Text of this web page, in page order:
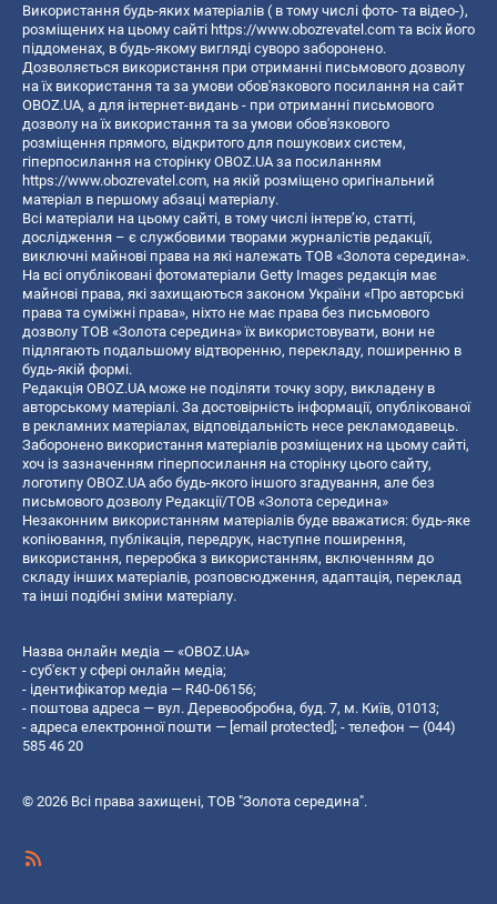
Використання будь-яких матеріалів ( в тому числі фото- та відео-),
розміщених на цьому сайті https://www.obozrevatel.com та всіх його
піддоменах, в будь-якому вигляді суворо заборонено.
Дозволяється використання при отриманні письмового дозволу
на їх використання та за умови обов'язкового посилання на сайт
OBOZ.UA, а для інтернет-видань - при отриманні письмового
дозволу на їх використання та за умови обов'язкового
розміщення прямого, відкритого для пошукових систем,
гіперпосилання на сторінку OBOZ.UA за посиланням
https://www.obozrevatel.com, на якій розміщено оригінальний
матеріал в першому абзаці матеріалу.
Всі матеріали на цьому сайті, в тому числі інтерв’ю, статті,
дослідження – є службовими творами журналістів редакції,
виключні майнові права на які належать ТОВ «Золота середина».
На всі опубліковані фотоматеріали Getty Images редакція має
майнові права, які захищаються законом України «Про авторські
права та суміжні права», ніхто не має права без письмового
дозволу ТОВ «Золота середина» їх використовувати, вони не
підлягають подальшому відтворенню, перекладу, поширенню в
будь-якій формі.
Редакція OBOZ.UA може не поділяти точку зору, викладену в
авторському матеріалі. За достовірність інформації, опублікованої
в рекламних матеріалах, відповідальність несе рекламодавець.
Заборонено використання матеріалів розміщених на цьому сайті,
хоч із зазначенням гіперпосилання на сторінку цього сайту,
логотипу OBOZ.UA або будь-якого іншого згадування, але без
письмового дозволу Редакції/ТОВ «Золота середина»
Незаконним використанням матеріалів буде вважатися: будь-яке
копiювання, публiкацiя, передрук, наступне поширення,
використання, переробка з використанням, включенням до
складу інших матеріалів, розповсюдження, адаптація, переклад
та інші подібні зміни матеріалу.
Назва онлайн медіа — «OBOZ.UA»
- суб'єкт у сфері онлайн медіа;
- ідентифікатор медіа — R40-06156;
- поштова адреса — вул. Деревообробна, буд. 7, м. Київ, 01013;
- адреса електронної пошти — [email protected]; - телефон — (044)
585 46 20
© 2026 Всі права захищені, ТОВ "Золота середина".